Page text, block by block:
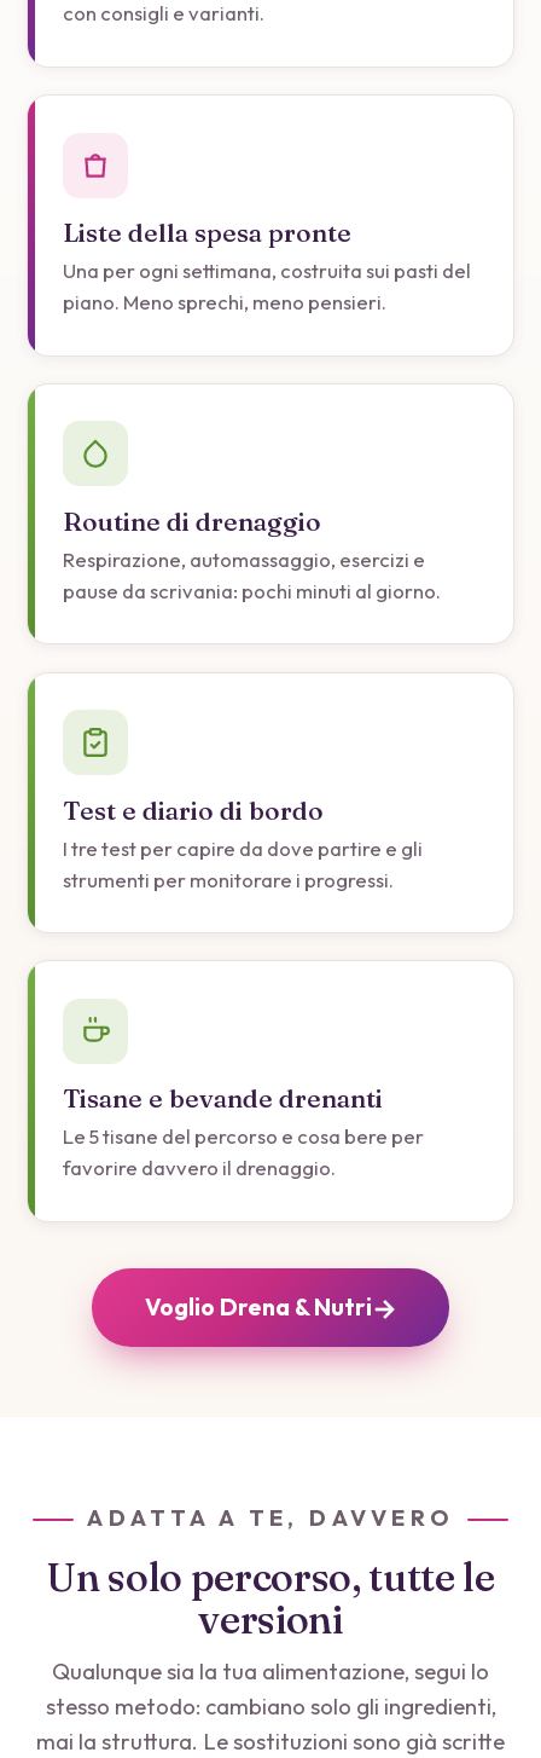
con consigli e varianti.
Liste della spesa pronte
Una per ogni settimana, costruita sui pasti del
piano. Meno sprechi, meno pensieri.
Routine di drenaggio
Respirazione, automassaggio, esercizi e
pause da scrivania: pochi minuti al giorno.
Test e diario di bordo
I tre test per capire da dove partire e gli
strumenti per monitorare i progressi.
Tisane e bevande drenanti
Le 5 tisane del percorso e cosa bere per
favorire davvero il drenaggio.
Voglio Drena & Nutri→
ADATTA A TE, DAVVERO
Un solo percorso, tutte le
versioni
Qualunque sia la tua alimentazione, segui lo
stesso metodo: cambiano solo gli ingredienti,
mai la struttura. Le sostituzioni sono già scritte